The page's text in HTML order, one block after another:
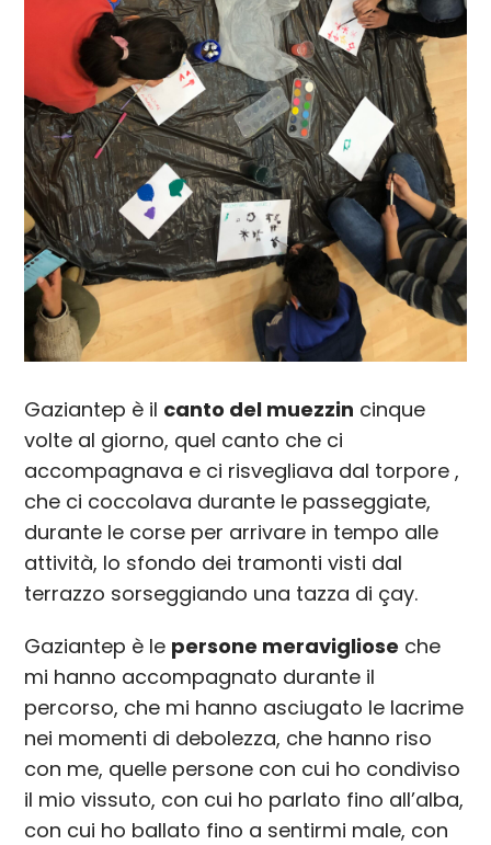
Gaziantep è il canto del muezzin cinque
volte al giorno, quel canto che ci
accompagnava e ci risvegliava dal torpore ,
che ci coccolava durante le passeggiate,
durante le corse per arrivare in tempo alle
attività, lo sfondo dei tramonti visti dal
terrazzo sorseggiando una tazza di çay.
Gaziantep è le persone meravigliose che
mi hanno accompagnato durante il
percorso, che mi hanno asciugato le lacrime
nei momenti di debolezza, che hanno riso
con me, quelle persone con cui ho condiviso
il mio vissuto, con cui ho parlato fino all’alba,
con cui ho ballato fino a sentirmi male, con